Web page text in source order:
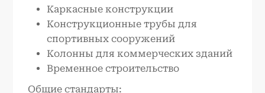
Каркасные конструкции
Конструкционные трубы для
спортивных сооружений
Колонны для коммерческих зданий
Временное строительство
Общие стандарты: